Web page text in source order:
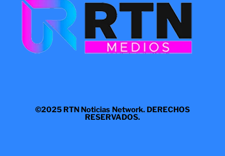
©2025 RTN Noticias Network. DERECHOS
RESERVADOS.